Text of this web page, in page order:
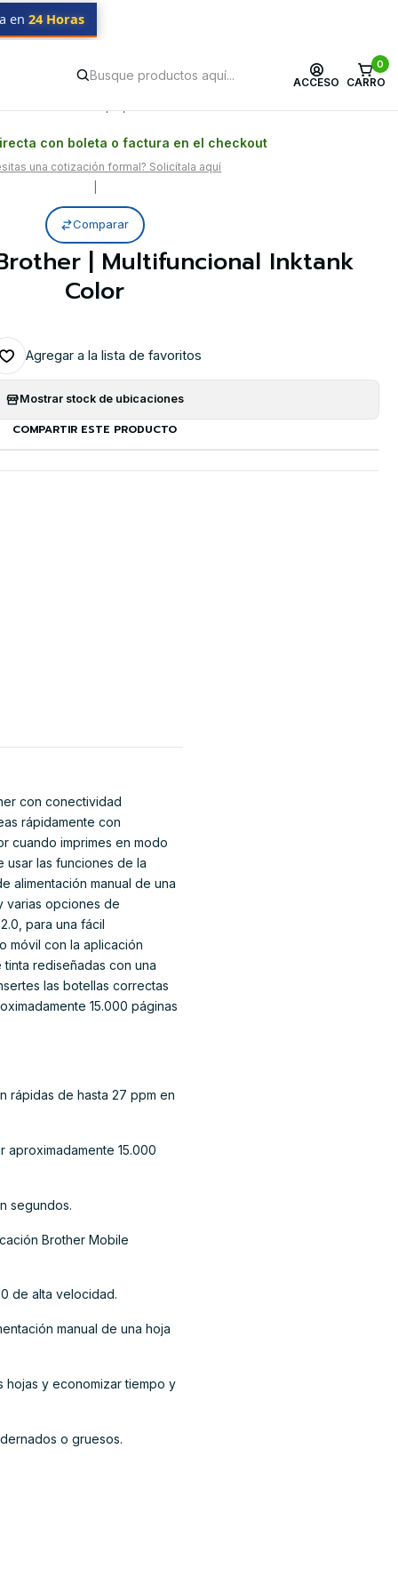
ACCESO
0
CARRO
en 24 Horas
con boleta o factura en el checkout
una cotización formal? Solicítala aquí
Comparar
| Multifuncional Inktank
Color
Agregar a la lista de favoritos
Mostrar stock de ubicaciones
COMPARTIR ESTE PRODUCTO
con conectividad
rápidamente con
cuando imprimes en modo
usar las funciones de la
alimentación manual de una
varias opciones de
para una fácil
móvil con la aplicación
rediseñadas con una
las botellas correctas
15.000 páginas
rápidas de hasta 27 ppm en
aproximadamente 15.000
segundos.
Brother Mobile
de alta velocidad.
manual de una hoja
hojas y economizar tiempo y
o gruesos.